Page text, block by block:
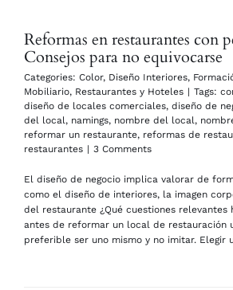
Reformas en restaurantes con
Consejos para no equivocarse
Categories: Color, Diseño Interiores,
Mobiliario, Restaurantes y Hoteles | Tags:
diseño de locales comerciales, diseño de
del local , namings, nombre del local ,
reformar un restaurante, reformas de
restaurantes | 3 Comments
El diseño de negocio implica valorar de
como el diseño de interiores, la imagen
del restaurante ¿Qué cuestiones relevantes
antes de reformar un local de restauración
preferible ser uno mismo y no imitar. Elegir